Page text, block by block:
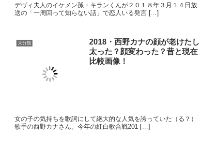
太った？顔変わった？昔と現在
比較画像！
女の子の気持ちを歌詞にして絶大的な人気を誇っていた（る？）
歌手の西野カナさん。今年の紅白歌合戦201 […]
恋ステ出演の青木菜花（なのか）ちゃ
んの高校は？彼氏は？かわいい画像